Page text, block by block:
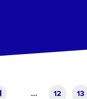
… 12 13